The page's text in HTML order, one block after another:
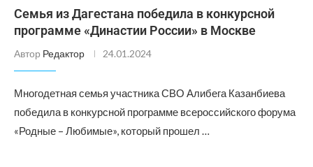
Семья из Дагестана победила в конкурсной
программе «Династии России» в Москве
Автор Редактор 24.01.2024
Многодетная семья участника СВО Алибега Казанбиева
победила в конкурсной программе всероссийского форума
«Родные – Любимые», который прошел …